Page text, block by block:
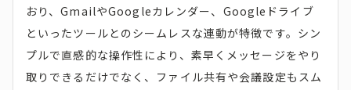
おり、GmailやGoogleカレンダー、Googleドライブ
といったツールとのシームレスな連動が特徴です。シン
プルで直感的な操作性により、素早くメッセージをやり
取りできるだけでなく、ファイル共有や会議設定もスム